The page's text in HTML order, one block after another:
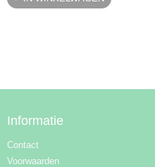
Informatie
Contact
Voorwaarden